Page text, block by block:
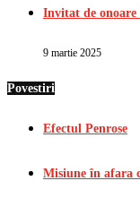
Invitat de onoare
9 martie 2025
Povestiri
Efectul Penrose
Misiune în afara